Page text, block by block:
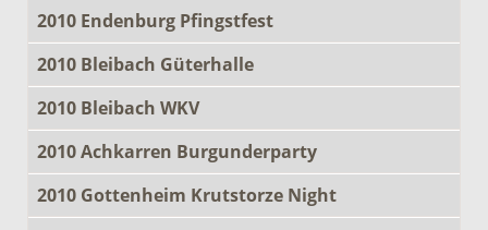
2010 Endenburg Pfingstfest
2010 Bleibach Güterhalle
2010 Bleibach WKV
2010 Achkarren Burgunderparty
2010 Gottenheim Krutstorze Night